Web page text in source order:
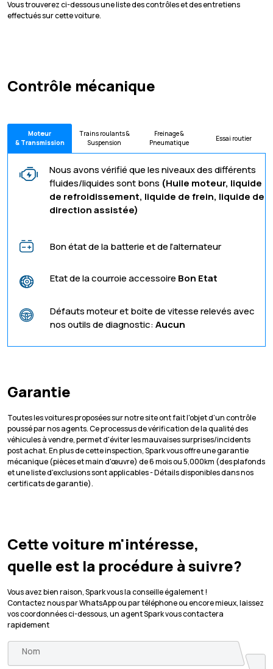
Vous trouverez ci-dessous une liste des contrôles et des entretiens
effectués sur cette voiture.
Contrôle mécanique
Moteur
& Transmission
Trains roulants &
Suspension
Freinage &
Pneumatique
Essai routier
Nous avons vérifié que les niveaux des différents
fluides/liquides sont bons (Huile moteur, liquide
de refroidissement, liquide de frein, liquide de
direction assistée)
Bon état de la batterie et de l'alternateur
Etat de la courroie accessoire Bon Etat
Défauts moteur et boite de vitesse relevés avec
nos outils de diagnostic:Aucun
Garantie
Toutes les voitures proposées sur notre site ont fait l'objet d'un contrôle
poussé par nos agents. Ce processus de vérification de la qualité des
véhicules à vendre, permet d'éviter les mauvaises surprises/incidents
post achat. En plus de cette inspection, Spark vous offre une garantie
mécanique (pièces et main d'œuvre) de 6 mois ou 5,000km (des plafonds
et une liste d'exclusions sont applicables - Détails disponibles dans nos
certificats de garantie).
Cette voiture m'intéresse,
quelle est la procédure à suivre?
Vous avez bien raison, Spark vous la conseille également !
Contactez nous par WhatsApp ou par téléphone ou encore mieux, laissez
vos coordonnées ci-dessous, un agent Spark vous contactera
rapidement